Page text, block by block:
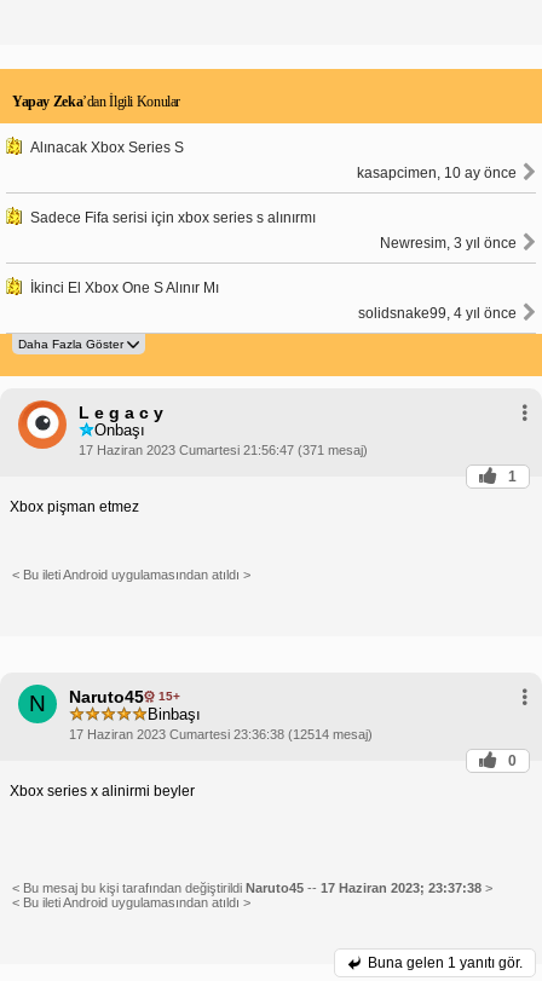
Yapay Zeka’dan İlgili Konular
Alınacak Xbox Series S
kasapcimen, 10 ay önce
Sadece Fifa serisi için xbox series s alınırmı
Newresim, 3 yıl önce
İkinci El Xbox One S Alınır Mı
solidsnake99, 4 yıl önce
L e g a c y
Onbaşı
17 Haziran 2023 Cumartesi 21:56:47 (371 mesaj)
1
Xbox pişman etmez
< Bu ileti Android uygulamasından atıldı >
N Naruto45 15+
Binbaşı
17 Haziran 2023 Cumartesi 23:36:38 (12514 mesaj)
0
Xbox series x alinirmi beyler
< Bu mesaj bu kişi tarafından değiştirildi Naruto45 -- 17 Haziran 2023; 23:37:38 >
< Bu ileti Android uygulamasından atıldı >
Buna gelen 1 yanıtı gör.